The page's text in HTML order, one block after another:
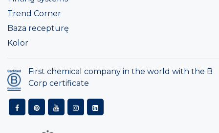
Trend Corner
Baza recepturę
Kolor
First chemical company in the world with the B
Corp certificate